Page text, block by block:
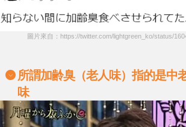
圖片來自：https://twitter.com/lightgreen_ko/status/
所謂加齢臭（老人味）指的是中
味